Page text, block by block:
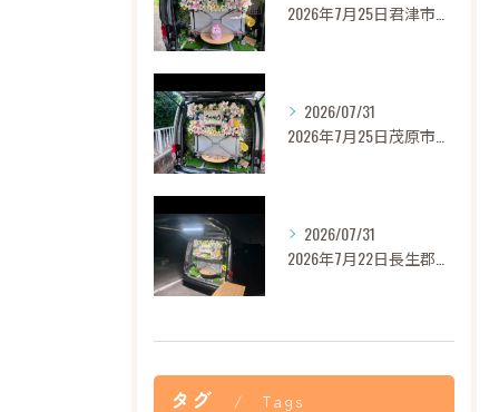
2026/07/31
2026/07/31
タグ Tags